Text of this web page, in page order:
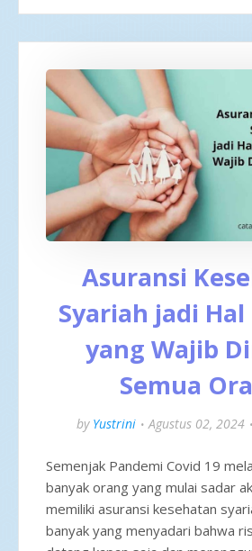
Asuransi
Syariah jadi
yang Wajib
Semua
by Yustrini Agustus 02, 2024
Semenjak Pandemi Covid 19
banyak orang yang mulai sadar
memiliki asuransi kesehatan
banyak yang menyadari bahwa